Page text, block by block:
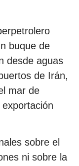
buque de
desde aguas
de Irán,
mar de
sobre el
ni sobre la